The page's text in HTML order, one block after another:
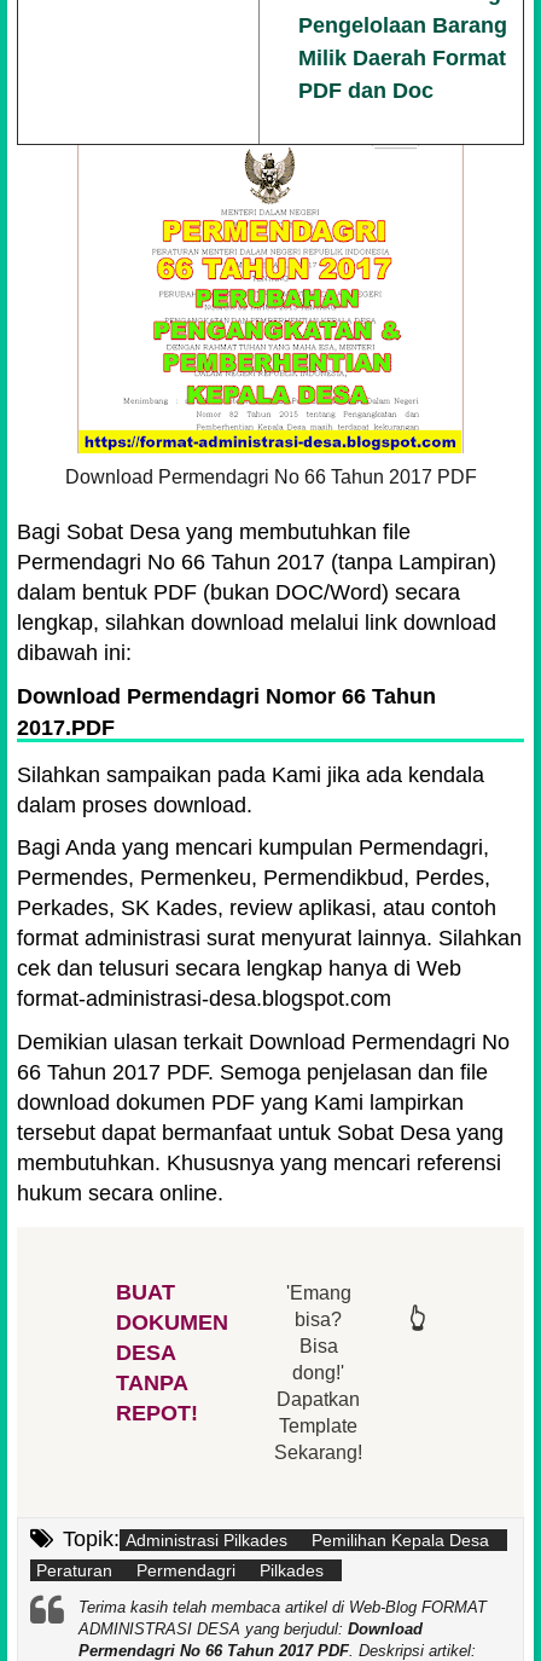
Pengelolaan Barang
Milik Daerah Format
PDF dan Doc
Download Permendagri No 66 Tahun 2017 PDF
Bagi Sobat Desa yang membutuhkan file
Permendagri No 66 Tahun 2017 (tanpa Lampiran)
dalam bentuk PDF (bukan DOC/Word) secara
lengkap, silahkan download melalui link download
dibawah ini:
Download Permendagri Nomor 66 Tahun
2017.PDF
Silahkan sampaikan pada Kami jika ada kendala
dalam proses download.
Bagi Anda yang mencari kumpulan Permendagri,
Permendes, Permenkeu, Permendikbud, Perdes,
Perkades, SK Kades, review aplikasi, atau contoh
format administrasi surat menyurat lainnya. Silahkan
cek dan telusuri secara lengkap hanya di Web
format-administrasi-desa.blogspot.com
Demikian ulasan terkait Download Permendagri No
66 Tahun 2017 PDF. Semoga penjelasan dan file
download dokumen PDF yang Kami lampirkan
tersebut dapat bermanfaat untuk Sobat Desa yang
membutuhkan. Khususnya yang mencari referensi
hukum secara online.
BUAT
DOKUMEN
DESA
TANPA
REPOT!
'Emang
bisa?
Bisa
dong!'
Dapatkan
Template
Sekarang!
👆
Topik: Administrasi Pilkades
Pemilihan Kepala Desa
Peraturan
Permendagri Pilkades
Terima kasih telah membaca artikel di Web-Blog FORMAT
ADMINISTRASI DESA yang berjudul: Download
Permendagri No 66 Tahun 2017 PDF. Deskripsi artikel: